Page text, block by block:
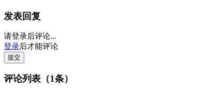
发表回复
请登录后评论...
登录后才能评论
提交
评论列表（1条）